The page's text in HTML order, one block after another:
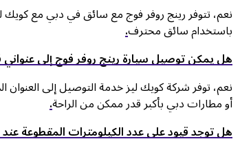
نعم، تتوفر رينج روفر فوج مع سائق في دبي مع كويك
باستخدام سائق محترف.
هل يمكن توصيل سيارة رينج روفر فوج إلى
نعم، توفر شركة كويك ليز خدمة التوصيل إلى
أو مطارات دبي بأكبر قدر ممكن من الراحة.
هل توجد قيود على عدد الكيلومترات المقطوعة